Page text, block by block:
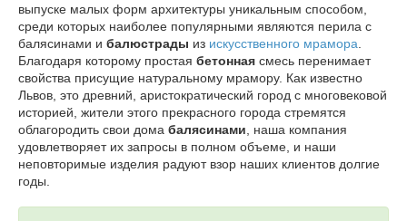
выпуске малых форм архитектуры уникальным способом,
среди которых наиболее популярными являются перила с
балясинами и балюстрады из искусственного мрамора
Благодаря которому простая бетонная смесь перенимает
свойства присущие натуральному мрамору. Как известно
Львов, это древний, аристократический город с многовековой
историей, жители этого прекрасного города стремятся
облагородить свои дома балясинами , наша компания
удовлетворяет их запросы в полном объеме, и наши
неповторимые изделия радуют взор наших клиентов долгие
годы.